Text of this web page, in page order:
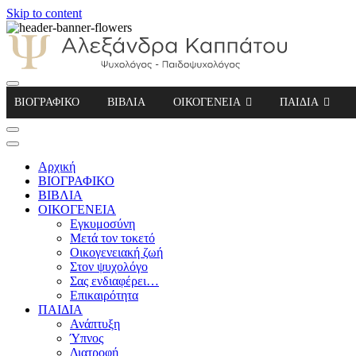
Skip to content
Αλεξάνδρα Καππάτου Ψυχολόγος –
ΒΙΟΓΡΑΦΙΚΟ ΒΙΒΛΙΑ ΟΙΚΟΓΕΝΕΙΑ ΠΑΙΔΙΑ
Αρχική
ΒΙΟΓΡΑΦΙΚΟ
ΒΙΒΛΙΑ
ΟΙΚΟΓΕΝΕΙΑ
Εγκυμοσύνη
Μετά τον τοκετό
Οικογενειακή ζωή
Στον ψυχολόγο
Σας ενδιαφέρει…
Επικαιρότητα
ΠΑΙΔΙΑ
Ανάπτυξη
Ύπνος
Διατροφή